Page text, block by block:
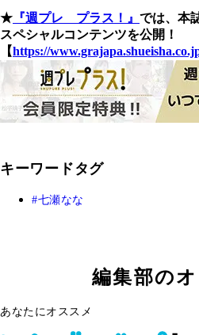
★ 『週プレ プラス！』 では、本
スペシャルコンテンツを公開！
【https://
キーワードタグ
七瀬なな
編集部の
あなたにオススメ